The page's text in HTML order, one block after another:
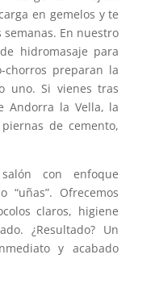
en gemelos y te
En nuestro
hidromasaje para
preparan la
uno. Si vienes tras
Andorra la Vella, la
de cemento,
con enfoque
Ofrecemos
claros, higiene
¿Resultado? Un
y acabado